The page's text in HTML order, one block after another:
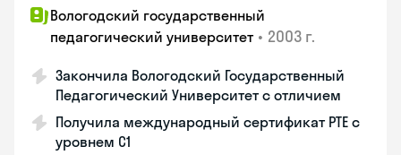
Вологодский государственный
педагогический университет • 2003 г.
Закончила Вологодский Государственный
Педагогический Университет с отличием
Получила международный сертификат PTE с
уровнем C1